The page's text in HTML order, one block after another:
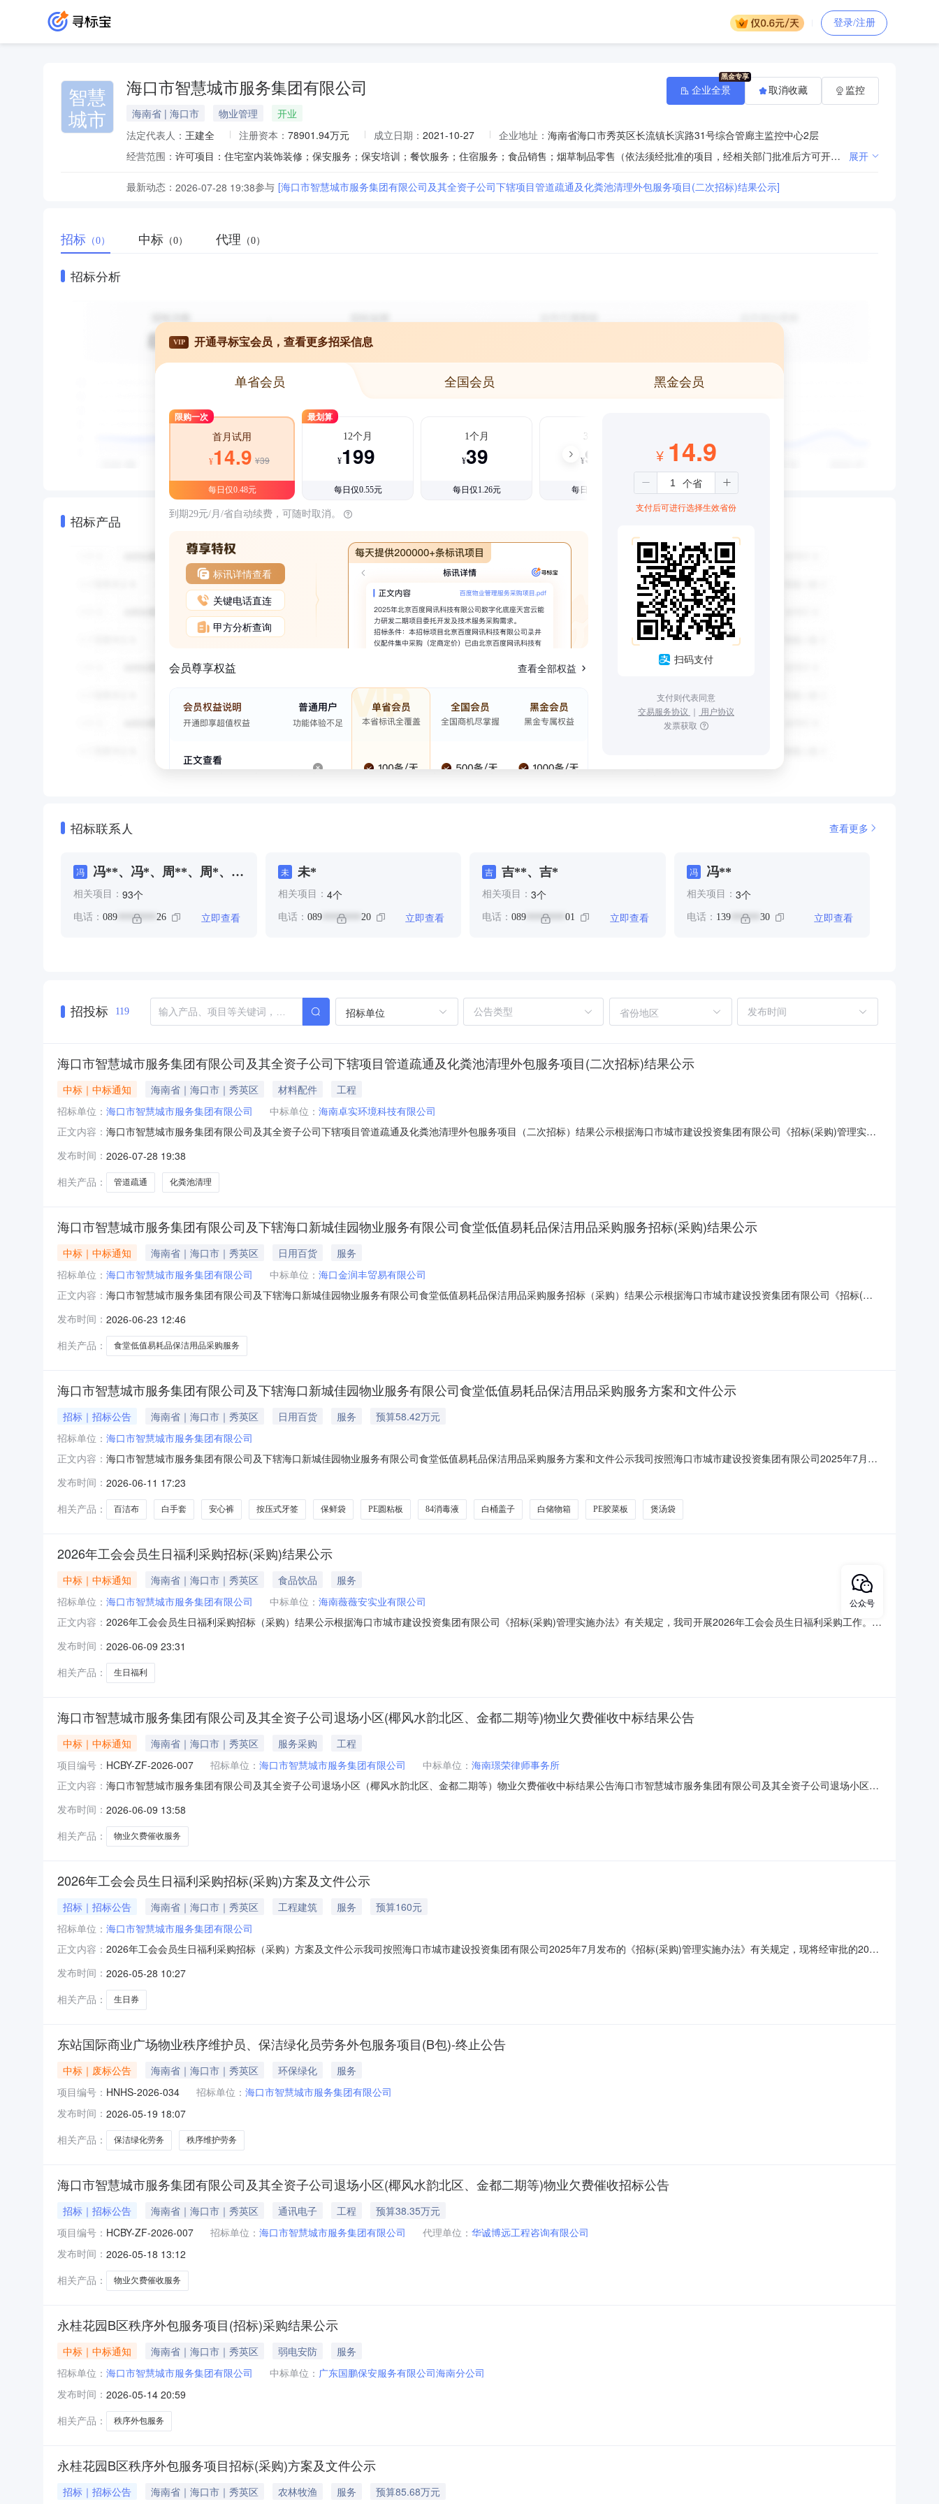
登录/注册
智慧
城市
海口市智慧城市服务集团有限公司
海南省 | 海口市 物业管理
开业
法定代表人： 王建全 注册资本： 78901.94万元 成立日期： 2021-10-27 企业地址： 海南省海口市秀英区长流镇长滨路31号综合管廊主监控中心2层
经营范围：
许可项目：住宅室内装饰装修；保安服务；保安培训；餐饮服务；住宿服务；食品销售；烟草制品零售（依法须经批准的项目，经相关部门批准后方可开展经营活动）一般项目：物业管理；酒店管理；城市绿化管理；房地产经纪；非居住房地产租赁；柜台、摊位出租；住房租赁；停车场服务；人力资源服务（不含职业中介活动、劳务派遣服务）；专业保洁、清洗、消毒服务；住宅水电安装维护服务；花卉种植；建筑材料销售；建筑物清洁服务；家用电器安装服务；日用电器修理；打字复印；园林绿化工程施工；办公服务；家政服务；居民日常生活服务；信息系统集成服务；信息技术咨询服务；信息系统运行维护服务；电动汽车充电基础设施运营；集中式快速充电站；计算机系统服务；互联网数据服务；软件开发；物联网技术服务；软件外包服务；新能源汽车废旧动力蓄电池回收及梯次利用（不含危险废物经营）；充电桩销售；新能源汽车换电设施销售；互联网销售（除销售需要许可的商品）；数字视频监控系统销售；广告设计、代理；广告制作；会议及展览服务；日用品销售（除许可业务外，可自主依法经营法律法规非禁止或限制的项目） 展开
最新动态： 2026-07-28 19:38参与 [海口市智慧城市服务集团有限公司及其全资子公司下辖项目管道疏通及化粪池清理外包服务项目(二次招标)结果公示]
企业全景 取消收藏 监控
招标 （0） 中标 （0） 代理 （0）
招标分析
招标产品
VIP 开通寻标宝会员，查看更多招采信息
单省会员 全国会员 黑金会员
限购一次
首月试用
¥14.9 ¥39
每日仅0.48元
最划算
12个月
¥199
每日仅0.55元
1个月
¥39
每日仅1.26元
3个月
¥99
每日仅1.08元
到期29元/月/省自动续费，可随时取消。
标讯详情查看
关键电话直连
甲方分析查询
会员尊享权益 查看全部权益
¥ 14.9
支付后可进行选择生效省份
扫码支付
支付则代表同意
交易服务协议 ｜ 用户协议
发票获取
招标联系人 查看更多
冯
冯**、冯*、周**、周*、黄
相关项目： 93个
电话： 089 ******** 26 立即查看
未 未*
相关项目： 4个
电话： 089******** 20 立即查看
吉 吉**、吉*
相关项目： 3个
电话： 089 ******** 01 立即查看
冯 冯**
相关项目： 3个
电话： 139****** 30 立即查看
招投标 119 招标单位 省份地区
海口市智慧城市服务集团有限公司及其全资子公司下辖项目管道疏通及化粪池清理外包服务项目(二次招标)结果公示
中标｜中标通知 海南省｜海口市｜秀英区 材料配件
工程
招标单位： 海口市智慧城市服务集团有限公司 中标单位： 海南卓实环境科技有限公司
正文内容： 海口市智慧城市服务集团有限公司及其全资子公司下辖项目管道疏通及化粪池清理外包服务项目（二次招标）结果公示根据海口市城市建设投资集团有限公司《招标(采购)管理实施
分由高到低顺序推荐中标候选人:1.第一中标候选人:海南卓实环境科技有限公司2.第二中标候选人:海南辰发清洁环保服务有限公司3.第三中标候选人:海南洪洋市政工程有限公司选定
海南卓实环境科技有限公司为中选单
发布时间： 2026-07-28 19:38
相关产品：
管道疏通 化粪池清理
海口市智慧城市服务集团有限公司及下辖海口新城佳园物业服务有限公司食堂低值易耗品保洁用品采购服务招标(采购)结果公示
中标｜中标通知 海南省｜海口市｜秀英区 日用百货
服务
招标单位： 海口市智慧城市服务集团有限公司 中标单位： 海口金润丰贸易有限公司
正文内容： 海口市智慧城市服务集团有限公司及下辖海口新城佳园物业服务有限公司食堂低值易耗品保洁用品采购服务招标（采购）结果公示根据海口市城市建设投资集团有限公司《招标(采
标报价法选定候选人，并按价格由低到高顺序推荐中标候选人:1.第一中标候选人:海口金润丰贸易有限公司2.第二中标候选人:海南尚品云贸易有限公司3.第三中标候选人:海南宏伟天
诚实业有限公司选定海口金润丰贸易有
发布时间： 2026-06-23 12:46
相关产品：
食堂低值易耗品保洁用品采购服务
海口市智慧城市服务集团有限公司及下辖海口新城佳园物业服务有限公司食堂低值易耗品保洁用品采购服务方案和文件公示
招标｜招标公告 海南省｜海口市｜秀英区 日用百货 服务
预算58.42万元
招标单位： 海口市智慧城市服务集团有限公司
正文内容： 海口市智慧城市服务集团有限公司及下辖海口新城佳园物业服务有限公司食堂低值易耗品保洁用品采购服务方案和文件公示我司按照海口市城市建设投资集团有限公司2025年7月发
以公示。附件：海口市智慧城市服务集团有限公司及下辖海口新城佳园物业服务有限公司食堂低值易耗品保洁用品采购服务方案.pdf海口市智慧城市服务集团有限公司及下辖海口新
城佳园物业服务有限公司食堂低值易耗品
发布时间： 2026-06-11 17:23
相关产品：
百洁布 白手套 安心裤 按压式牙签 保鲜袋 PE圆粘板 84消毒液 白桶盖子 白储物箱 PE胶菜板 煲汤袋
2026年工会会员生日福利采购招标(采购)结果公示
中标｜中标通知 海南省｜海口市｜秀英区 食品饮品
服务
招标单位： 海口市智慧城市服务集团有限公司 中标单位： 海南薇薇安实业有限公司
正文内容： 2026年工会会员生日福利采购招标（采购）结果公示根据海口市城市建设投资集团有限公司《招标(采购)管理实施办法》有关规定，我司开展2026年工会会员生日福利采购工作。按
匠心科技有限公司选定海南薇薇安实业有限公司中选单位现予以公示，公示期为2天。对中选结果如有异议，请在公示期内向海口市智慧城市服务集团有限公司提交书面意见。海口
市智慧城市服务集团有限公
发布时间： 2026-06-09 23:31
相关产品：
生日福利
海口市智慧城市服务集团有限公司及其全资子公司退场小区(椰风水韵北区、金都二期等)物业欠费催收中标结果公告
中标｜中标通知 海南省｜海口市｜秀英区 服务采购
工程
项目编号： HCBY-ZF-2026-007 招标单位： 海口市智慧城市服务集团有限公司 中标单位： 海南璟荣律师事务所
正文内容： 海口市智慧城市服务集团有限公司及其全资子公司退场小区（椰风水韵北区、金都二期等）物业欠费催收中标结果公告海口市智慧城市服务集团有限公司及其全资子公司退场小区
HCBY-ZF-2026-007），于2026年06月08日10点00分（北京时间）在海口市海秀东路74号鸿泰大厦14层3号开标室进行了公开招标，已按照招标文件确定的评标办法和有关法规要
求完成开评标工作，经评
发布时间： 2026-06-09 13:58
相关产品：
物业欠费催收服务
2026年工会会员生日福利采购招标(采购)方案及文件公示
招标｜招标公告 海南省｜海口市｜秀英区 工程建筑 服务
预算160元
招标单位： 海口市智慧城市服务集团有限公司
正文内容： 2026年工会会员生日福利采购招标（采购）方案及文件公示我司按照海口市城市建设投资集团有限公司2025年7月发布的《招标(采购)管理实施办法》有关规定，现将经审批的2026
人：冯工，联系电话：0898-36652526）海口市智慧城市服务集团有限公司2026年5月28日
发布时间： 2026-05-28 10:27
相关产品：
生日券
东站国际商业广场物业秩序维护员、保洁绿化员劳务外包服务项目(B包)-终止公告
中标｜废标公告 海南省｜海口市｜秀英区 环保绿化
服务
项目编号： HNHS-2026-034 招标单位： 海口市智慧城市服务集团有限公司
发布时间： 2026-05-19 18:07
相关产品：
保洁绿化劳务 秩序维护劳务
海口市智慧城市服务集团有限公司及其全资子公司退场小区(椰风水韵北区、金都二期等)物业欠费催收招标公告
招标｜招标公告 海南省｜海口市｜秀英区 通讯电子 工程
预算38.35万元
项目编号： HCBY-ZF-2026-007 招标单位： 海口市智慧城市服务集团有限公司 代理单位： 华诚博远工程咨询有限公司
发布时间： 2026-05-18 13:12
相关产品：
物业欠费催收服务
永桂花园B区秩序外包服务项目(招标)采购结果公示
中标｜中标通知 海南省｜海口市｜秀英区 弱电安防
服务
招标单位： 海口市智慧城市服务集团有限公司 中标单位： 广东国鹏保安服务有限公司海南分公司
发布时间： 2026-05-14 20:59
相关产品：
秩序外包服务
永桂花园B区秩序外包服务项目招标(采购)方案及文件公示
招标｜招标公告 海南省｜海口市｜秀英区 农林牧渔 服务 预算85.68万元
公众号